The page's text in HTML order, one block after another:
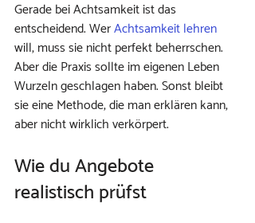
Gerade bei Achtsamkeit ist das
entscheidend. Wer Achtsamkeit lehren
will, muss sie nicht perfekt beherrschen.
Aber die Praxis sollte im eigenen Leben
Wurzeln geschlagen haben. Sonst bleibt
sie eine Methode, die man erklären kann,
aber nicht wirklich verkörpert.
Wie du Angebote
realistisch prüfst